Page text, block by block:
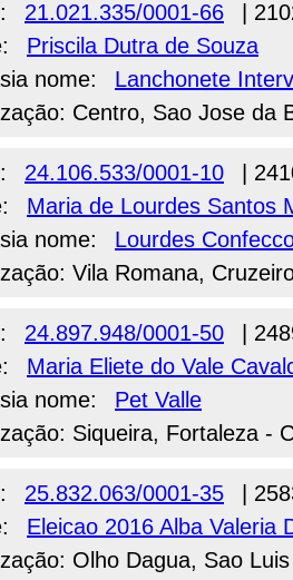
21.021.335/0001-66
|
Priscila Dutra de Souza
nome:
Lanchonete
Centro, Sao Jose da
24.106.533/0001-10
|
Maria de Lourdes Santos
nome:
Lourdes
Vila Romana,
24.897.948/0001-50
|
Maria Eliete do Vale
nome:
Pet Valle
Siqueira, Fortaleza -
25.832.063/0001-35
|
Eleicao 2016 Alba Valeria
Olho Dagua, Sao